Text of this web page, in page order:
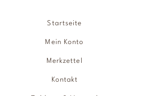
Startseite
Mein Konto
Merkzettel
Kontakt